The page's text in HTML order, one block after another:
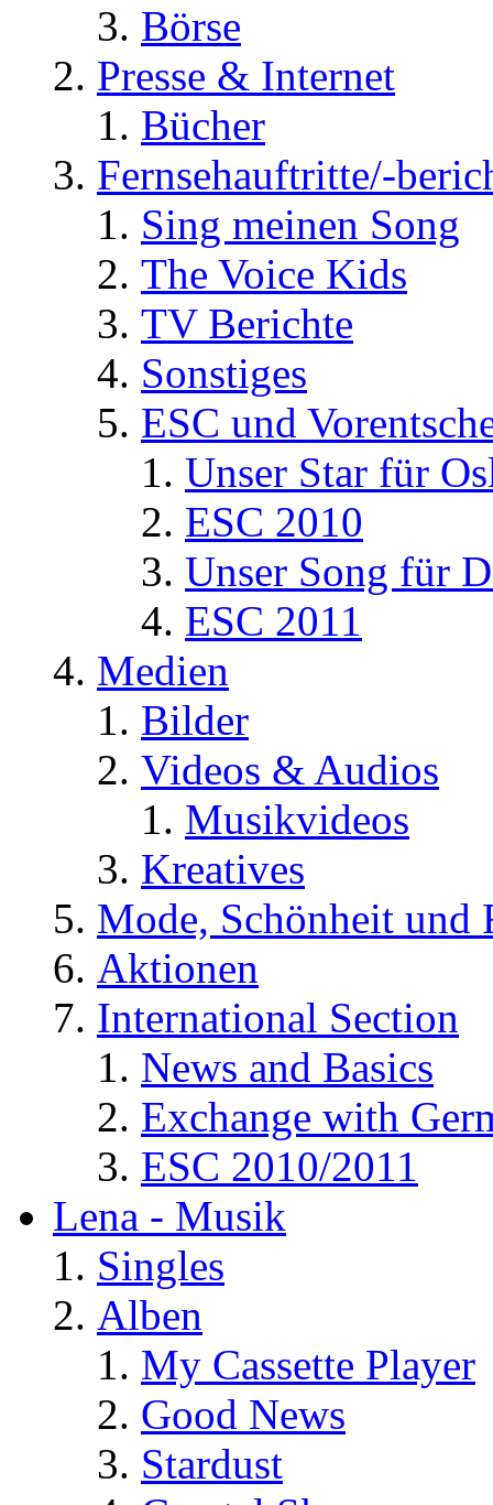
Börse
Presse & Internet
Bücher
Fernsehauftritte/-
Sing meinen Song
The Voice Kids
TV Berichte
Sonstiges
ESC und
Unser Star für
ESC 2010
Unser Song für
ESC 2011
Medien
Bilder
Videos & Audios
Musikvideos
Kreatives
Mode, Schönheit und
Aktionen
International Section
News and Basics
Exchange with
ESC 2010/2011
Lena - Musik
Singles
Alben
My Cassette Player
Good News
Stardust